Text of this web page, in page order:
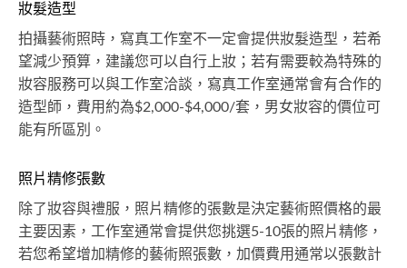
妝髮造型
拍攝藝術照時，寫真工作室不一定會提供妝髮造型，若希
望減少預算，建議您可以自行上妝；若有需要較為特殊的
妝容服務可以與工作室洽談，寫真工作室通常會有合作的
造型師，費用約為$2,000-$4,000/套，男女妝容的價位可
能有所區別。
照片精修張數
除了妝容與禮服，照片精修的張數是決定藝術照價格的最
主要因素，工作室通常會提供您挑選5-10張的照片精修，
若您希望增加精修的藝術照張數，加價費用通常以張數計